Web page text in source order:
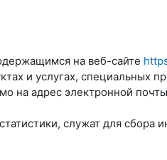
на веб-сайте
и услугах, специальных
на адрес электронной почты
служат для сбора